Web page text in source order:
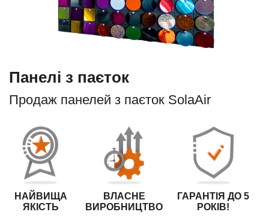
Панелі з паєток
Продаж панелей з паєток SolaAir
НАЙВИЩА
ЯКІСТЬ
ВЛАСНЕ
ВИРОБНИЦТВО
ГАРАНТІЯ ДО 5
РОКІВ!